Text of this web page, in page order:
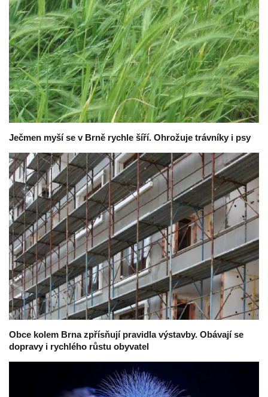
Ječmen myší se v Brně rychle šíří. Ohrožuje trávníky i psy
Obce kolem Brna zpřísňují pravidla výstavby. Obávají se
dopravy i rychlého růstu obyvatel